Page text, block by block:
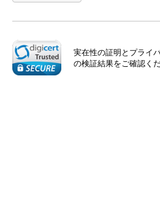
実在性の証明とプライ
の検証結果をご確認く